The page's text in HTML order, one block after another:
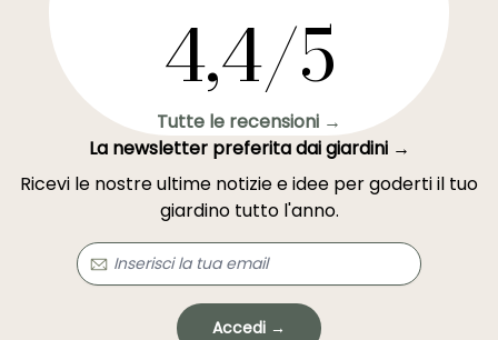
4,4/5
Tutte le recensioni →
La newsletter preferita dai giardini →
Ricevi le nostre ultime notizie e idee per goderti il tuo
giardino tutto l'anno.
Accedi →